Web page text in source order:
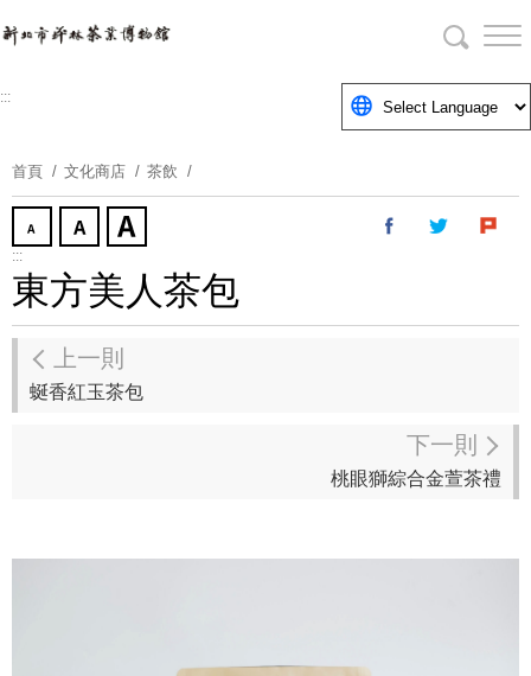
到
要
塊
:::
首頁 文化商店 茶飲
:::
東方美人茶包
上一則
蜒香紅玉茶包
下一則
桃眼獅綜合金萱茶禮